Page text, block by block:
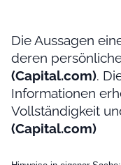
Die Aussagen
deren
(Capital.com).
Informationen
Vollständigkeit
(Capital.com)